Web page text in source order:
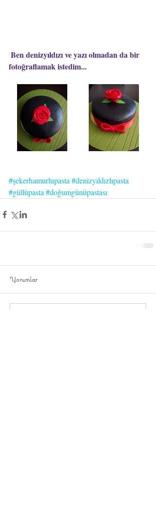
fotoğraflamak istedim...
#şekerhamurlupasta #denizyıldızlıpasta
#güllüpasta #doğumgünüpastası
Yorumlar